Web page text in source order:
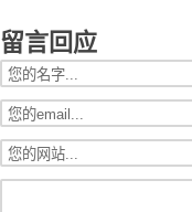
留言回应